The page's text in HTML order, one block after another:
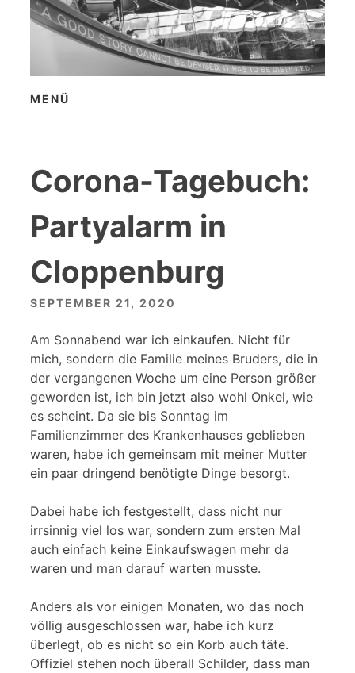
MENÜ
Corona-Tagebuch:
Partyalarm in
Cloppenburg
SEPTEMBER 21, 2020
Am Sonnabend war ich einkaufen. Nicht für
mich, sondern die Familie meines Bruders, die in
der vergangenen Woche um eine Person größer
geworden ist, ich bin jetzt also wohl Onkel, wie
es scheint. Da sie bis Sonntag im
Familienzimmer des Krankenhauses geblieben
waren, habe ich gemeinsam mit meiner Mutter
ein paar dringend benötigte Dinge besorgt.
Dabei habe ich festgestellt, dass nicht nur
irrsinnig viel los war, sondern zum ersten Mal
auch einfach keine Einkaufswagen mehr da
waren und man darauf warten musste.
Anders als vor einigen Monaten, wo das noch
völlig ausgeschlossen war, habe ich kurz
überlegt, ob es nicht so ein Korb auch täte.
Offiziel stehen noch überall Schilder, dass man